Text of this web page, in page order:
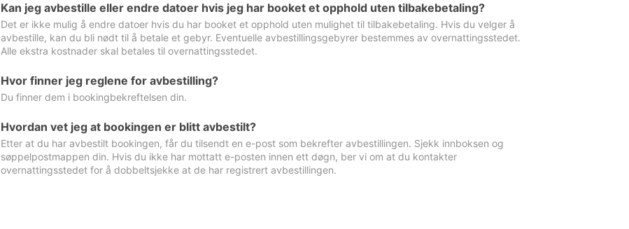
Kan jeg avbestille eller endre datoer hvis jeg har booket et opphold uten tilbakebetaling?
Det er ikke mulig å endre datoer hvis du har booket et opphold uten mulighet til tilbakebetaling. Hvis du velger å
avbestille, kan du bli nødt til å betale et gebyr. Eventuelle avbestillingsgebyrer bestemmes av overnattingsstedet.
Alle ekstra kostnader skal betales til overnattingsstedet.
Hvor finner jeg reglene for avbestilling?
Du finner dem i bookingbekreftelsen din.
Hvordan vet jeg at bookingen er blitt avbestilt?
Etter at du har avbestilt bookingen, får du tilsendt en e-post som bekrefter avbestillingen. Sjekk innboksen og
søppelpostmappen din. Hvis du ikke har mottatt e-posten innen ett døgn, ber vi om at du kontakter
overnattingsstedet for å dobbeltsjekke at de har registrert avbestillingen.